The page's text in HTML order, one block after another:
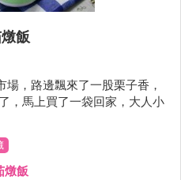
飯
，路邊飄來了一股栗子香，
，馬上買了一袋回家，大人小
燉飯